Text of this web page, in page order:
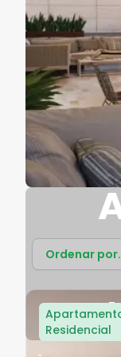
Ordenar
Residencial